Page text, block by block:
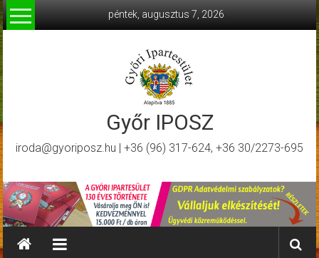
Skip
to
content
péntek, augusztus 7, 2026
Győr IPOSZ
iroda@gyoriposz.hu | +36 (96) 317-624, +36 30/2273-695